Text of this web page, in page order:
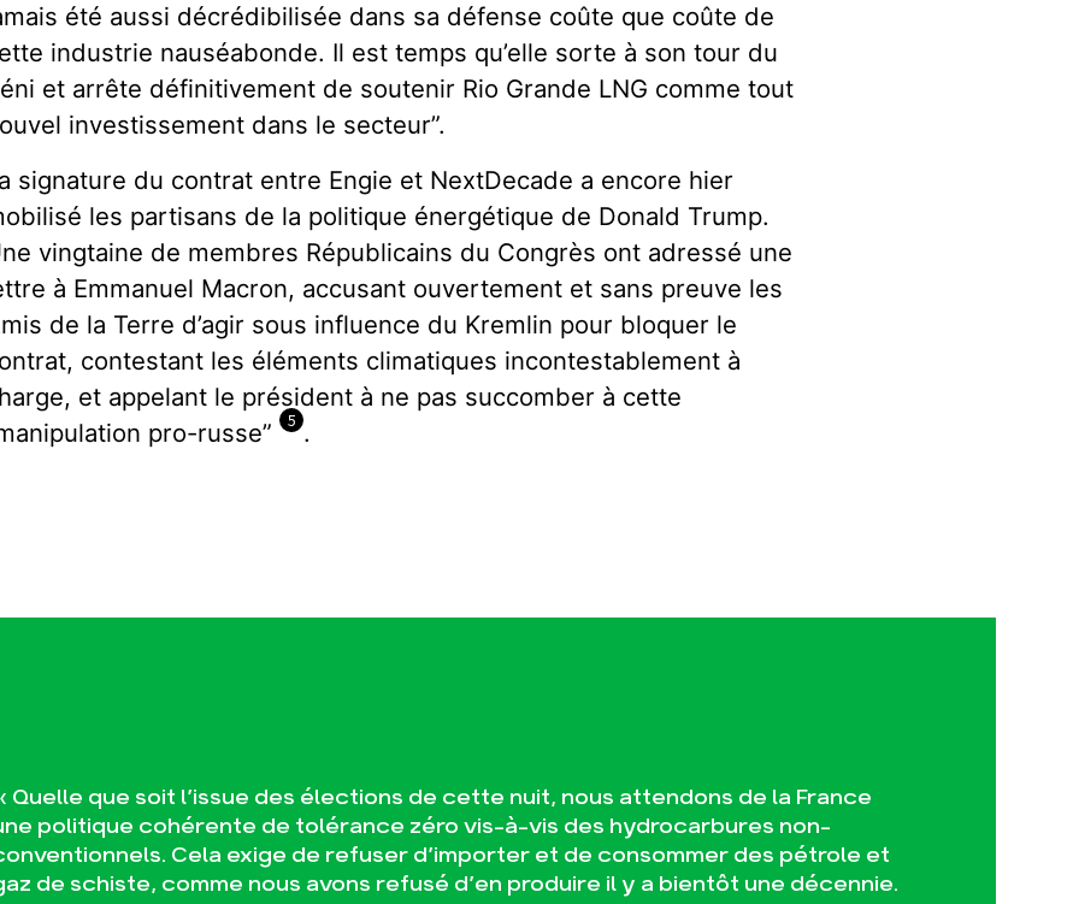
été aussi décrédibilisée dans sa défense coûte que coûte de
industrie nauséabonde. Il est temps qu’elle sorte à son tour du
et arrête définitivement de soutenir Rio Grande LNG comme tout
investissement dans le secteur”.
signature du contrat entre Engie et NextDecade a encore hier
les partisans de la politique énergétique de Donald Trump.
vingtaine de membres Républicains du Congrès ont adressé une
à Emmanuel Macron, accusant ouvertement et sans preuve les
de la Terre d’agir sous influence du Kremlin pour bloquer le
contestant les éléments climatiques incontestablement à
et appelant le président à ne pas succomber à cette
pro-russe” 5 .
Quelle que soit l’issue des élections de cette nuit, nous attendons de la France
politique cohérente de tolérance zéro vis-à-vis des hydrocarbures non-
Cela exige de refuser d’importer et de consommer des pétrole et
de schiste, comme nous avons refusé d’en produire il y a bientôt une décennie.